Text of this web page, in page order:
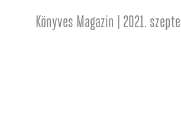
Könyves Magazin | 2021.